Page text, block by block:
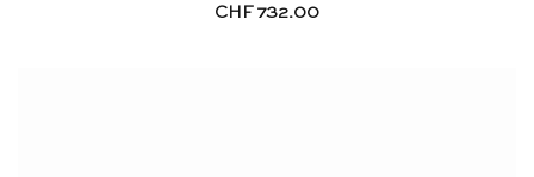
CHF732.00